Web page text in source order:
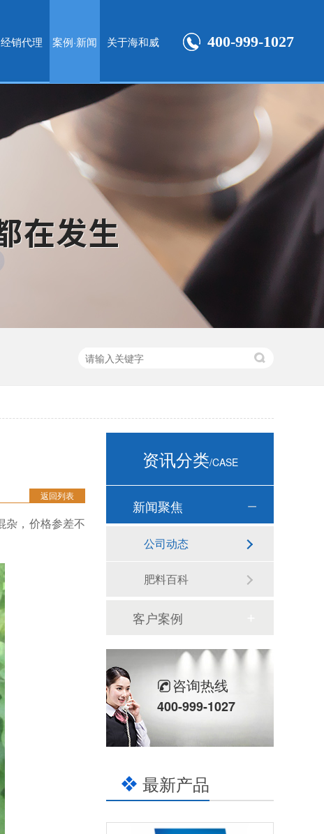
400-999-1027
经销代理 案例·新闻 关于海和威
返回列表
杂，价格参差不
资讯分类/CASE
新闻聚焦
公司动态
肥料百科
客户案例
咨询热线
400-999-1027
最新产品